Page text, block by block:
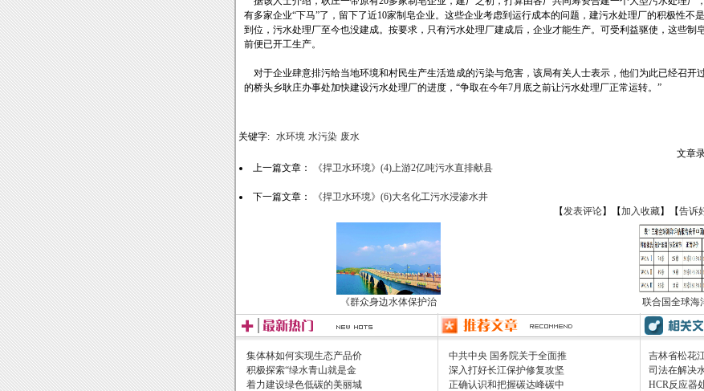
有多家企业“下马”了，留下了近10家制皂企业。这些企业考虑到运行成本的问题，建污水处理厂的积极性不
到位，污水处理厂至今也没建成。按要求，只有污水处理厂建成后，企业才能生产。可受利益驱使，这些制
前便已开工生产。
对于企业肆意排污给当地环境和村民生产生活造成的污染与危害，该局有关人士表示，他们为此已经召开
的桥头乡耿庄办事处加快建设污水处理厂的进度，“争取在今年7月底之前让污水处理厂正常运转。”
关键字: 水环境 水污染 废水
文章
上一篇文章：
《捍卫水环境》(4)上游2亿吨污水直排献县
下一篇文章：
《捍卫水环境》(6)大名化工污水浸渗水井
【发表评论】【加入收藏】【告诉
《群众身边水体保护治 联合国全球海
集体林如何实现生态产品价
积极探索“绿水青山就是金
着力建设绿色低碳的美丽城
中共中央 国务院关于全面推
深入打好长江保护修复攻坚
正确认识和把握碳达峰碳中
吉林省松花
司法在解决
HCR反应器